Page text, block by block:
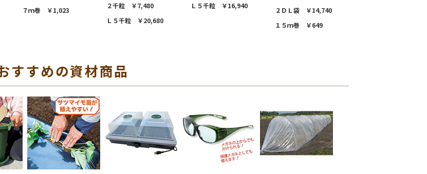
７ｍ巻 ￥1,023
２千粒 ￥7,480
Ｌ５千粒 ￥20,680
Ｌ５千粒 ￥16,940
２ＤＬ袋 ￥14,740
１５ｍ巻 ￥649
すすめの資材商品